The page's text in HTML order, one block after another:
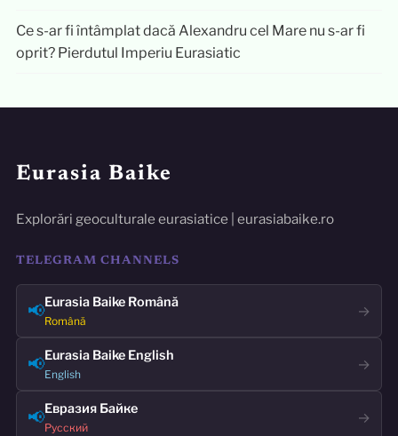
Ce s-ar fi întâmplat dacă Alexandru cel Mare nu s-ar fi
oprit? Pierdutul Imperiu Eurasiatic
Eurasia Baike
Explorări geoculturale eurasiatice | eurasiabaike.ro
TELEGRAM CHANNELS
📢Eurasia Baike Română
Română
→
📢Eurasia Baike English
English
→
📢Евразия Байке
Русский
→